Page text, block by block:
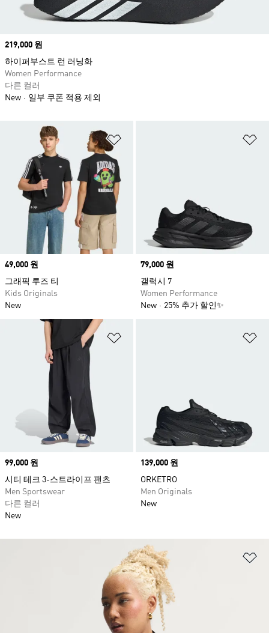
Price
49,000 원
그래픽 루즈 티
Kids Originals
New
Price
79,000 원
갤럭시 7
Women Performance
New
25% 추가 할인✨
Price
99,000 원
시티 테크 3-스트라이프 팬츠
Men Sportswear
다른 컬러
New
Price
139,000 원
ORKETRO
Men Originals
New
Price
219,000 원
하이퍼부스트 런 러닝화
Women Performance
다른 컬러
New
일부 쿠폰 적용 제외